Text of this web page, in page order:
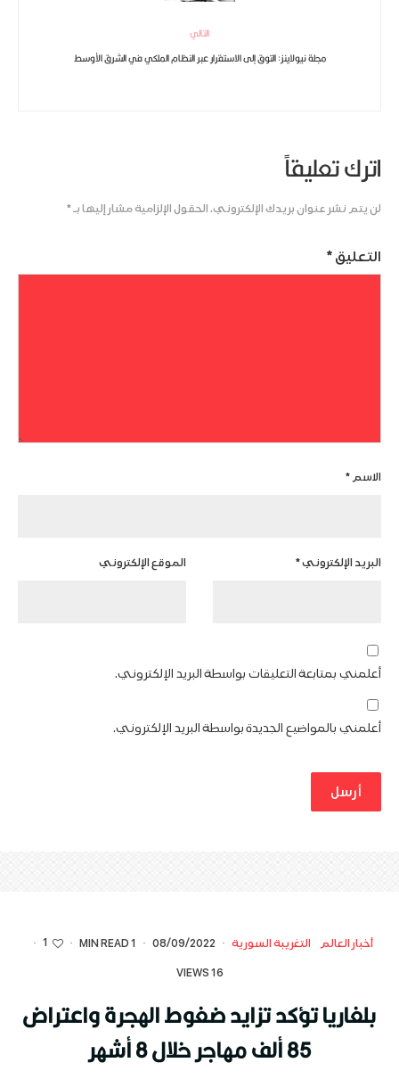
التالي
مجلة نيولاينز: التوق إلى الاستقرار عبر النظام الملكي في الشرق الأوسط
اترك تعليقاً
لن يتم نشر عنوان بريدك الإلكتروني. الحقول الإلزامية مشار إليها بـ*
التعليق *
الاسم *
البريد الإلكتروني* الموقع الإلكتروني
أعلمني بمتابعة التعليقات بواسطة البريد الإلكتروني.
أعلمني بالمواضيع الجديدة بواسطة البريد الإلكتروني.
أخبار العالم التغريبة السورية ·
08/09/2022
·
1 MIN READ
·
1
·
16 VIEWS
بلغاريا تؤكد تزايد ضغوط الهجرة واعتراض
85 ألف مهاجر خلال 8 أشهر